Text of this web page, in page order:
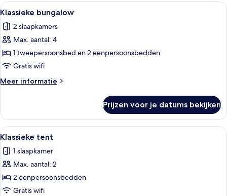
Alle
foto's
voor
Klassieke
bungalow
laden
Klassieke bungalow | Luxe
6
Klassieke bungalow
2 slaapkamers
Max. aantal: 4
1 tweepersoonsbed en 2 eenpersoonsbedden
Gratis wifi
Meer informatie
Meer
bungalow
Prijzen voor je datums bekijken
Alle
foto's
voor
Klassieke
tent
laden
Een gezellig tentverblijf met twee
4
Klassieke tent
1 slaapkamer
Max. aantal: 2
2 eenpersoonsbedden
Gratis wifi